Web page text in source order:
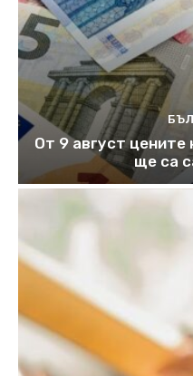
От 9 август цените
ще са